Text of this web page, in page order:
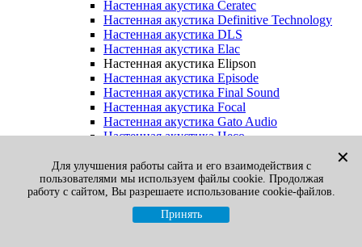
Настенная акустика Ceratec
Настенная акустика Definitive Technology
Настенная акустика DLS
Настенная акустика Elac
Настенная акустика Elipson
Настенная акустика Episode
Настенная акустика Final Sound
Настенная акустика Focal
Настенная акустика Gato Audio
Настенная акустика Heco
Настенная акустика KEF
Настенная акустика Klipsch
Настенная акустика Legacy
Настенная акустика M&K Sound
Настенная акустика Martin Logan
✕
Для улучшения работы сайта и его взаимодействия с
пользователями мы используем файлы cookie. Продолжая
работу с сайтом, Вы разрешаете использование cookie-файлов.
Принять